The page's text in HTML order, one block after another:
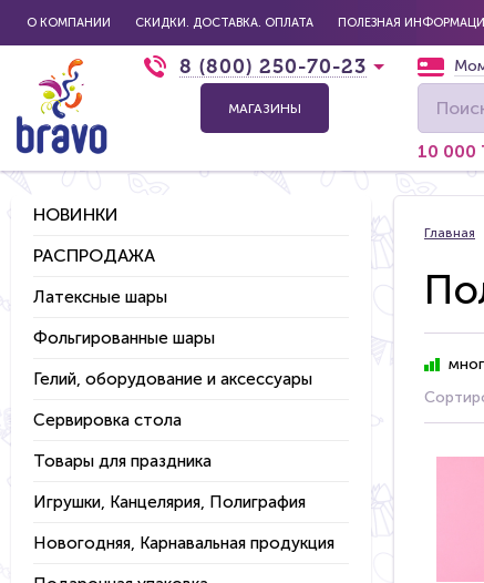
О КОМПАНИИ СКИДКИ. ДОСТАВКА. ОПЛАТА ПОЛЕЗНАЯ
8 (800) 250-70-23
МАГАЗИНЫ
10
НОВИНКИ
РАСПРОДАЖА
Латексные шары
Фольгированные шары
Гелий, оборудование и аксессуары
Сервировка стола
Товары для праздника
Игрушки, Канцелярия, Полиграфия
Новогодняя, Карнавальная продукция
Главная